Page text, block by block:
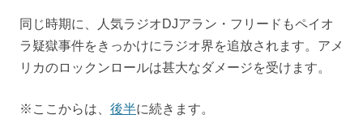
同じ時期に、人気ラジオDJアラン・フリードもペイオ
ラ疑獄事件をきっかけにラジオ界を追放されます。アメ
リカのロックンロールは甚大なダメージを受けます。
※ここからは、 後半に続きます。